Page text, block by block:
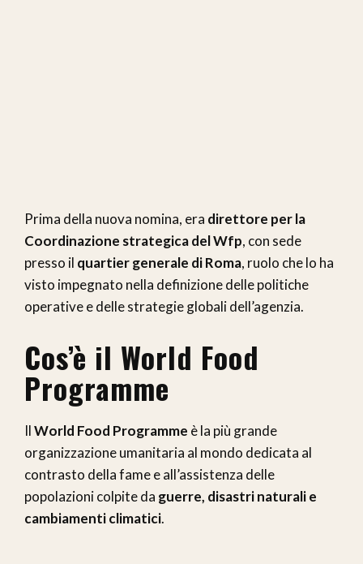
Prima della nuova nomina, era direttore per la
Coordinazione strategica del Wfp, con sede
presso il quartier generale di Roma, ruolo che lo ha
visto impegnato nella definizione delle politiche
operative e delle strategie globali dell’agenzia.
Cos’è il World Food
Programme
IlWorld Food Programme è la più grande
organizzazione umanitaria al mondo dedicata al
contrasto della fame e all’assistenza delle
popolazioni colpite da guerre, disastri naturali e
cambiamenti climatici.